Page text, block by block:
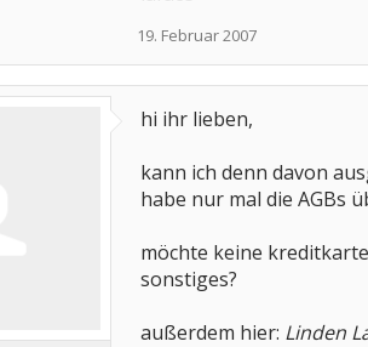
19. Februar 2007
hi ihr lieben,
kann ich denn davon
habe nur mal die AGBs
möchte keine
sonstiges?
außerdem hier: Linden